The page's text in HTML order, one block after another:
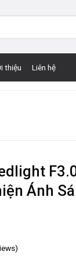
thiệu Liên hệ
Ánh